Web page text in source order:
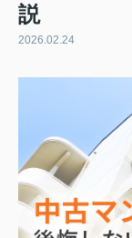
説
2026.02.24